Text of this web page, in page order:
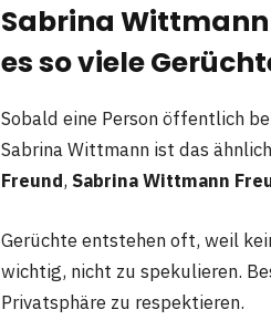
Sabrina
es so viele
Sobald eine Person öffentlich
Sabrina Wittmann ist das
Freund, Sabrina Wittmann
Gerüchte entstehen oft, weil
wichtig, nicht zu spekulieren.
Privatsphäre zu respektieren.